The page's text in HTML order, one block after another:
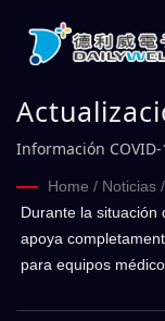
Durante la
pandemia
Información COVID-
Home / Noticias /
Durante la situación
apoya
para equipos